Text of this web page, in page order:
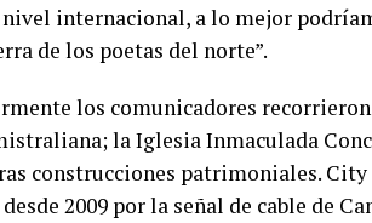
internacional, a lo mejor
de los poetas del norte”.
los comunicadores
la Iglesia Inmaculada
construcciones patrimoniales.
2009 por la señal de cable de